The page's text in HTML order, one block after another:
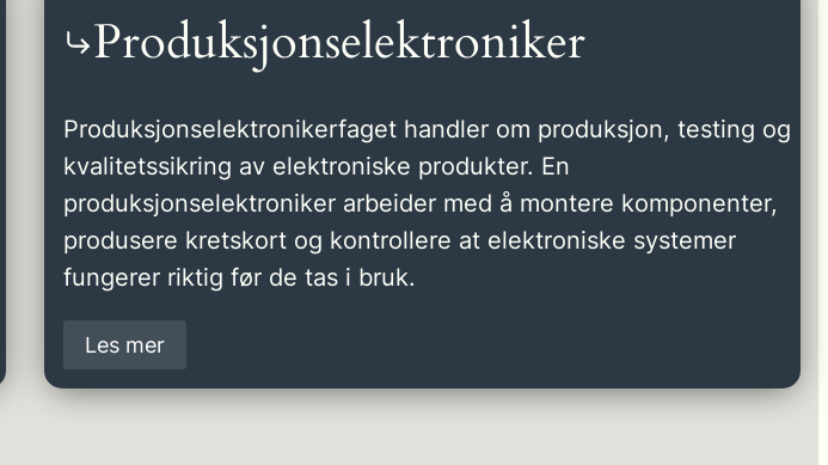
Produksjonselektroniker
Produksjonselektronikerfaget handler om produksjon, testing og
kvalitetssikring av elektroniske produkter. En
produksjonselektroniker arbeider med å montere komponenter,
produsere kretskort og kontrollere at elektroniske systemer
fungerer riktig før de tas i bruk.
Les mer